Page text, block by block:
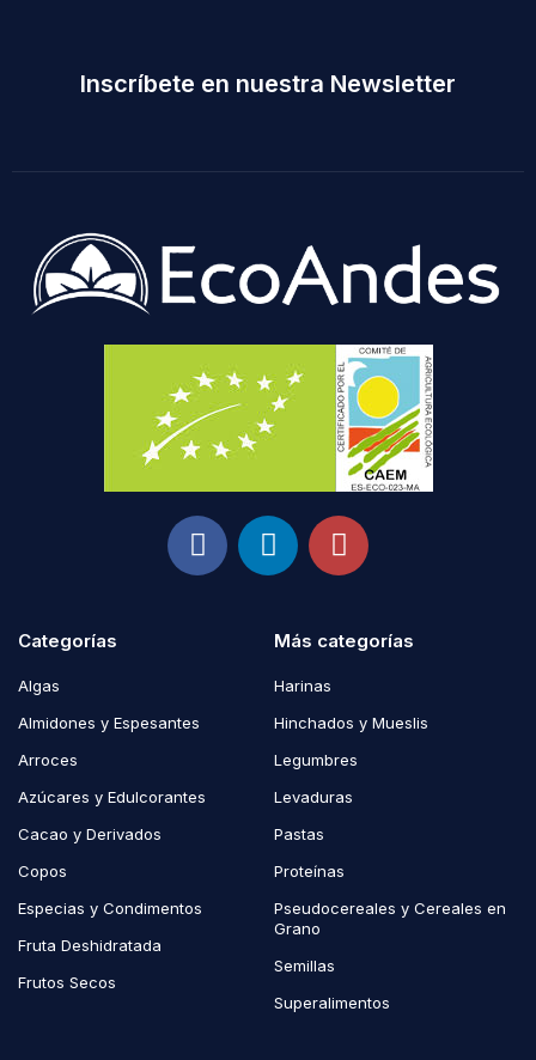
Inscríbete en nuestra Newsletter
Categorías
Algas
Almidones y Espesantes
Arroces
Azúcares y Edulcorantes
Cacao y Derivados
Copos
Especias y Condimentos
Fruta Deshidratada
Frutos Secos
Más categorías
Harinas
Hinchados y Mueslis
Legumbres
Levaduras
Pastas
Proteínas
Pseudocereales y Cereales en
Grano
Semillas
Superalimentos